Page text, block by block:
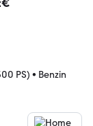
PS) • Benzin